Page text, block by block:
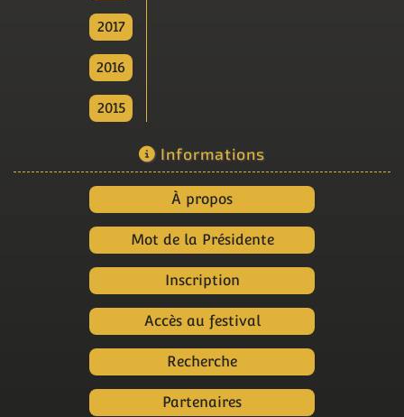
2017
2016
2015
Informations
À propos
Mot de la Présidente
Inscription
Accès au festival
Recherche
Partenaires